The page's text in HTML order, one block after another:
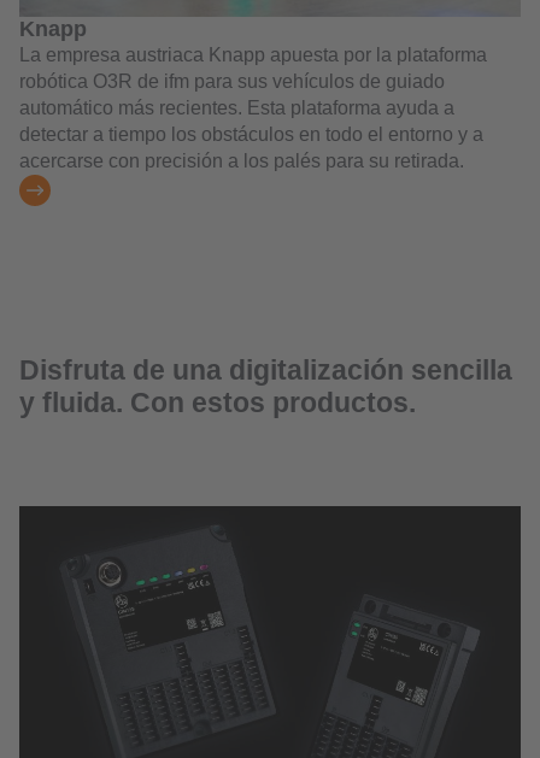
Knapp
La empresa austriaca Knapp apuesta por la plataforma
robótica O3R de ifm para sus vehículos de guiado
automático más recientes. Esta plataforma ayuda a
detectar a tiempo los obstáculos en todo el entorno y a
acercarse con precisión a los palés para su retirada.
Disfruta de una digitalización sencilla
y fluida. Con estos productos.